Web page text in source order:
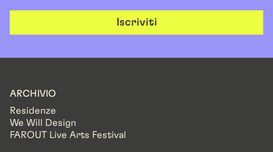
Iscriviti
ARCHIVIO
Residenze
We Will Design
FAROUT Live Arts Festival